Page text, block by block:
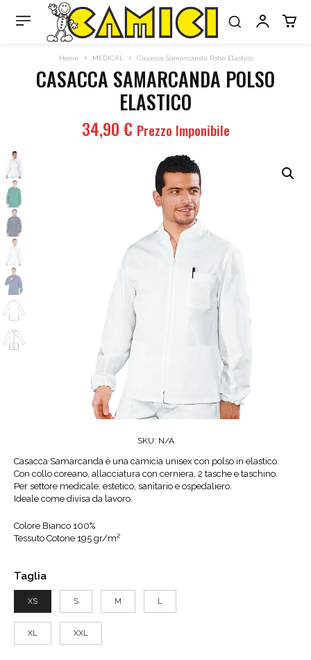
Home MEDICAL Casacca Samarcanda Polso Elastico
CASACCA SAMARCANDA POLSO
ELASTICO
34,90€ Prezzo Imponibile
SKU: N/A
Casacca Samarcanda è una camicia unisex con polso in elastico.
Con collo coreano, allacciatura con cerniera, 2 tasche e taschino.
Per settore medicale, estetico, sanitario e ospedaliero.
Ideale come divisa da lavoro.
Colore Bianco 100%
Tessuto Cotone 195 gr/m²
Taglia
XS S M L
XL XXL